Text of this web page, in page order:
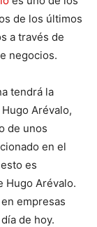
de los últimos
a través de
negocios.
tendrá la
Arévalo,
de unos
en el
es
Hugo Arévalo.
empresas
de hoy.